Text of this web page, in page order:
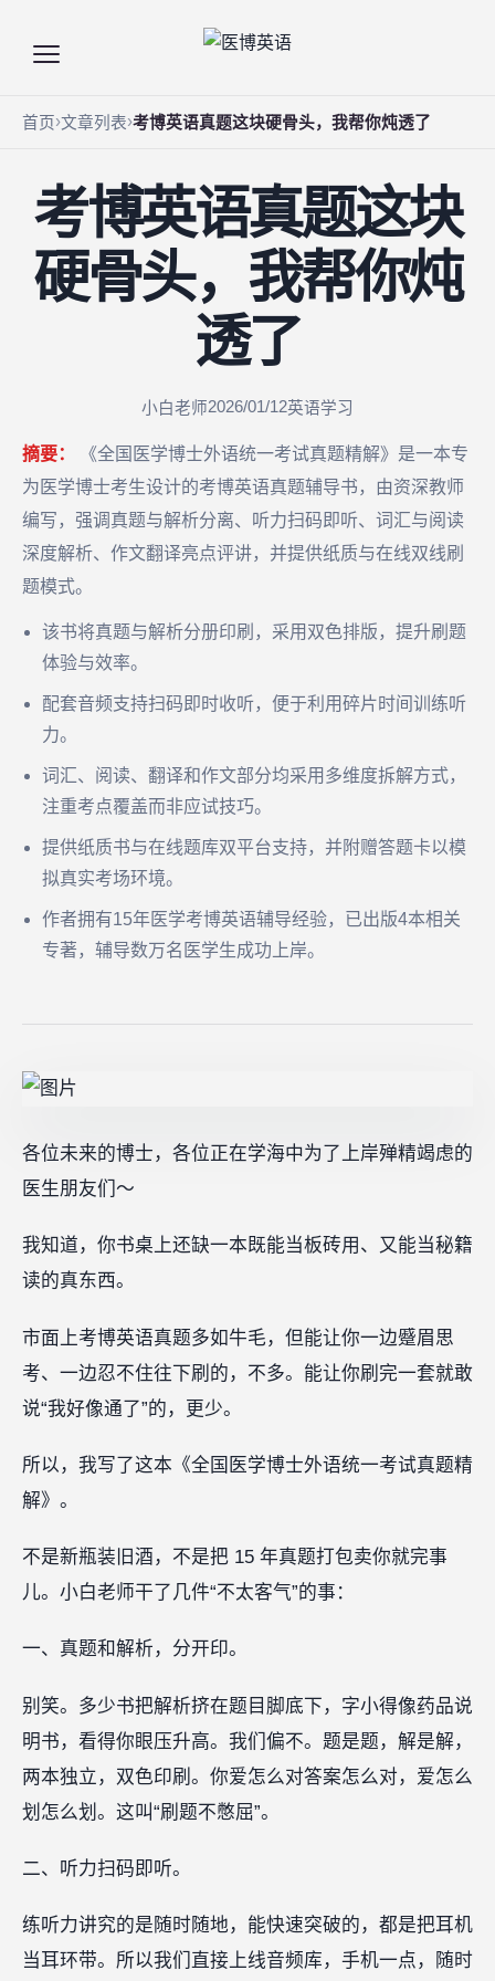
首页 文章列表 考博英语真题这块硬骨头，我帮你炖透了
考博英语真题这块
硬骨头，我帮你炖
透了
小白老师2026/01/12英语学习
摘要：
《全国医学博士外语统一考试真题精解》是一本专
为医学博士考生设计的考博英语真题辅导书，由资深教师
编写，强调真题与解析分离、听力扫码即听、词汇与阅读
深度解析、作文翻译亮点评讲，并提供纸质与在线双线刷
题模式。
该书将真题与解析分册印刷，采用双色排版，提升刷题
体验与效率。
配套音频支持扫码即时收听，便于利用碎片时间训练听
力。
词汇、阅读、翻译和作文部分均采用多维度拆解方式，
注重考点覆盖而非应试技巧。
提供纸质书与在线题库双平台支持，并附赠答题卡以模
拟真实考场环境。
作者拥有15年医学考博英语辅导经验，已出版4本相关
专著，辅导数万名医学生成功上岸。
各位未来的博士，各位正在学海中为了上岸殚精竭虑的
医生朋友们～
我知道，你书桌上还缺一本既能当板砖用、又能当秘籍
读的真东西。
市面上考博英语真题多如牛毛，但能让你一边蹙眉思
考、一边忍不住往下刷的，不多。能让你刷完一套就敢
说“我好像通了”的，更少。
所以，我写了这本《全国医学博士外语统一考试真题精
解》。
不是新瓶装旧酒，不是把 15 年真题打包卖你就完事
儿。小白老师干了几件“不太客气”的事：
一、真题和解析，分开印。
别笑。多少书把解析挤在题目脚底下，字小得像药品说
明书，看得你眼压升高。我们偏不。题是题，解是解，
两本独立，双色印刷。你爱怎么对答案怎么对，爱怎么
划怎么划。这叫“刷题不憋屈”。
二、听力扫码即听。
练听力讲究的是随时随地，能快速突破的，都是把耳机
当耳环带。所以我们直接上线音频库，手机一点，随时